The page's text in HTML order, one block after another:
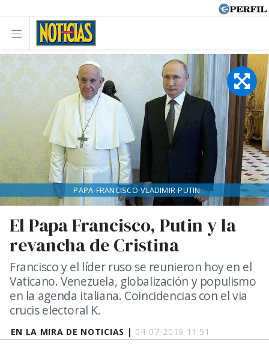
EN LA MIRA DE NOTICIAS | 04-07-2019 11:51
El Papa Francisco, Putin y la
revancha de Cristina
Francisco y el líder ruso se reunieron hoy en el
Vaticano. Venezuela, globalización y populismo
en la agenda italiana. Coincidencias con el via
crucis electoral K.
PAPA-FRANCISCO-VLADIMIR-PUTIN